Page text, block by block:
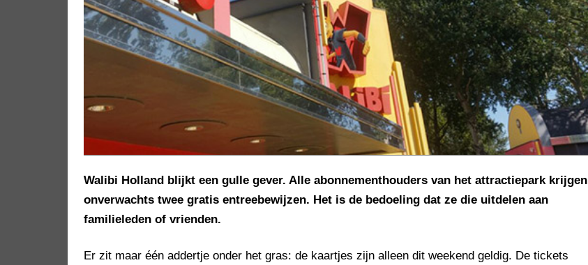
Walibi Holland blijkt een gulle gever. Alle abonnementhouders van het attractiepark krijgen
onverwachts twee gratis entreebewijzen. Het is de bedoeling dat ze die uitdelen aan
familieleden of vrienden.
Er zit maar één addertje onder het gras: de kaartjes zijn alleen dit weekend geldig. De tickets